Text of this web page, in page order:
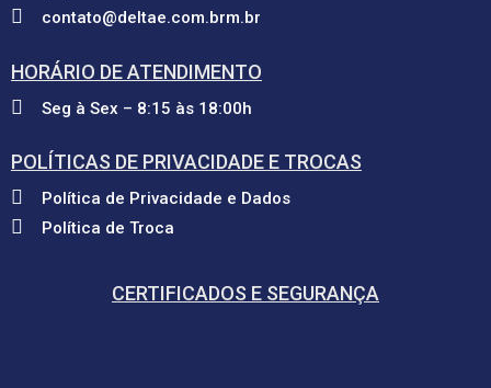
contato@deltae.com.brm.br
HORÁRIO DE ATENDIMENTO
Seg à Sex – 8:15 às 18:00h
POLÍTICAS DE PRIVACIDADE E TROCAS
Política de Privacidade e Dados
Política de Troca
CERTIFICADOS E SEGURANÇA